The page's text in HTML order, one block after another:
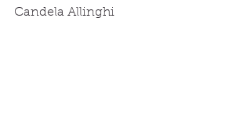
Candela Allinghi